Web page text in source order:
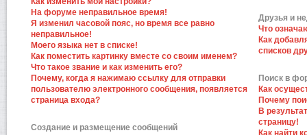
На форуме неправильное время!
Я изменил часовой пояс, но время все равно
неправильное!
Моего языка нет в списке!
Как поместить картинку вместе со своим именем?
Что такое звание и как изменить его?
Почему, когда я нажимаю ссылку для отправки
пользователю электронного сообщения, появляется
страница входа?
Создание и размещение сообщений
Друзья и
Что
Как
списков
Поиск в
Как
Почему
В
страницу!
Как найти